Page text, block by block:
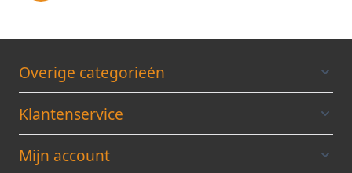
Overige categorieén
Klantenservice
Mijn account